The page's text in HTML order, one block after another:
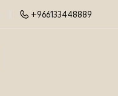
+966133448889